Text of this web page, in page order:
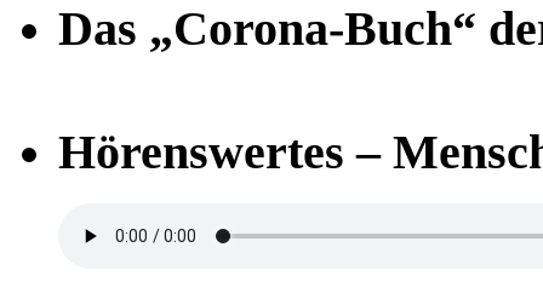
Das „Corona-Buch“
Hörenswertes –